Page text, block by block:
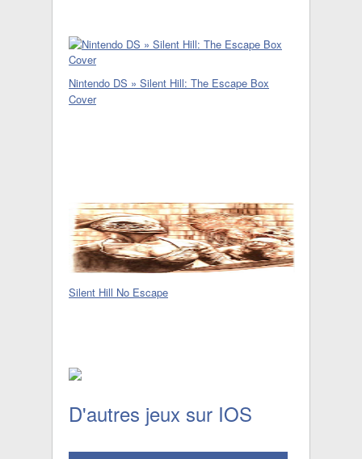
Nintendo DS » Silent Hill: The Escape Box
Cover
Silent Hill No Escape
D'autres jeux sur IOS